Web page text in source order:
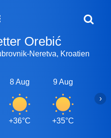
Orebić
Neretva, Kroatien
8 Aug
+36°C
9 Aug
+35°C
›